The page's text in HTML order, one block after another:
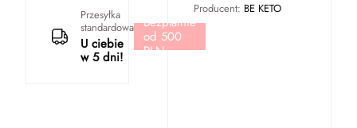
Przesyłka
standardowa
U ciebie
w 5 dni!
Bezpłatnie
od 500
PLN
Producent: BE KETO